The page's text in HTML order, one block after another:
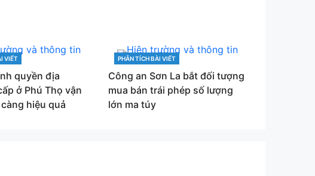
VIẾT
quyền địa
ở Phú Thọ vận
hiệu quả
CATEGORIES
PHÂN TÍCH BÀI VIẾT
Công an Sơn La bắt đối tượng
mua bán trái phép số lượng
lớn ma túy